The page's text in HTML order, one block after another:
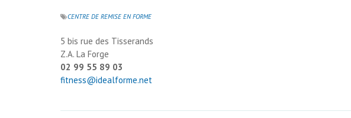
CENTRE DE REMISE EN FORME
5 bis rue des Tisserands
Z.A. La Forge
02 99 55 89 03
fitness@idealforme.net